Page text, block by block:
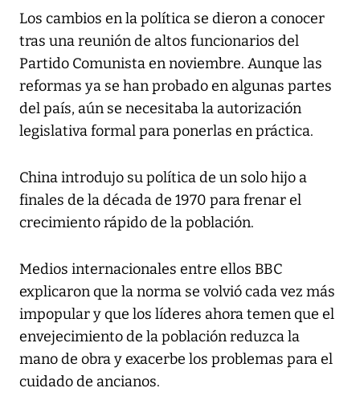
Los cambios en la política se dieron a conocer
tras una reunión de altos funcionarios del
Partido Comunista en noviembre. Aunque las
reformas ya se han probado en algunas partes
del país, aún se necesitaba la autorización
legislativa formal para ponerlas en práctica.
China introdujo su política de un solo hijo a
finales de la década de 1970 para frenar el
crecimiento rápido de la población.
Medios internacionales entre ellos BBC
explicaron que la norma se volvió cada vez más
impopular y que los líderes ahora temen que el
envejecimiento de la población reduzca la
mano de obra y exacerbe los problemas para el
cuidado de ancianos.